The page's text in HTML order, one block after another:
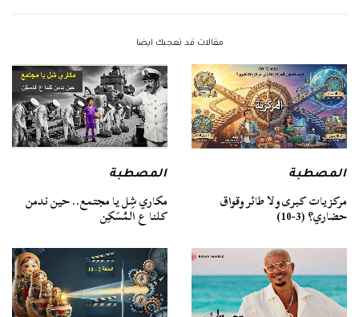
مقالات قد تعجبك ايضا
المصطبة
مركزيات كبرى ولا طائر وقواق
حضاري؟ (3-10)
المصطبة
مكاري شِل يا مجتمع.. حين ندمن
كلنا ع المُسَكِن